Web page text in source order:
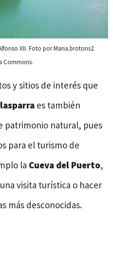
XII. Foto por Maria.brotons2.
Commons.
y sitios de interés que
es también
patrimonio natural, pues
para el turismo de
la Cueva del Puerto,
visita turística o hacer
más desconocidas.